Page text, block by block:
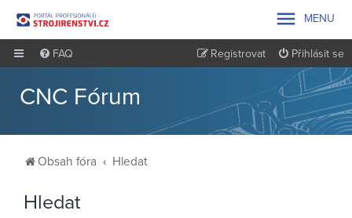
 MENU
FAQ Přihlásit se
Registrovat
CNC Fórum
Obsah fóra Hledat
Hledat